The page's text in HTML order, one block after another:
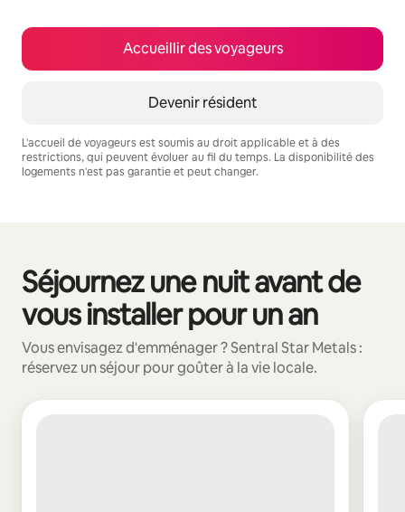
Accueillir des voyageurs
Devenir résident
L'accueil de voyageurs est soumis au droit applicable et à des
restrictions, qui peuvent évoluer au fil du temps. La disponibilité des
logements n'est pas garantie et peut changer.
Séjournez une nuit avant de
vous installer pour un an
Vous envisagez d'emménager ? Sentral Star Metals :
réservez un séjour pour goûter à la vie locale.
0 sur 0 élément visible